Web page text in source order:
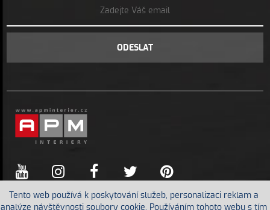
ODESLAT
Tento web používá k poskytování služeb, personalizaci reklam a
analýze návštěvnosti soubory cookie. Používáním tohoto webu s tím